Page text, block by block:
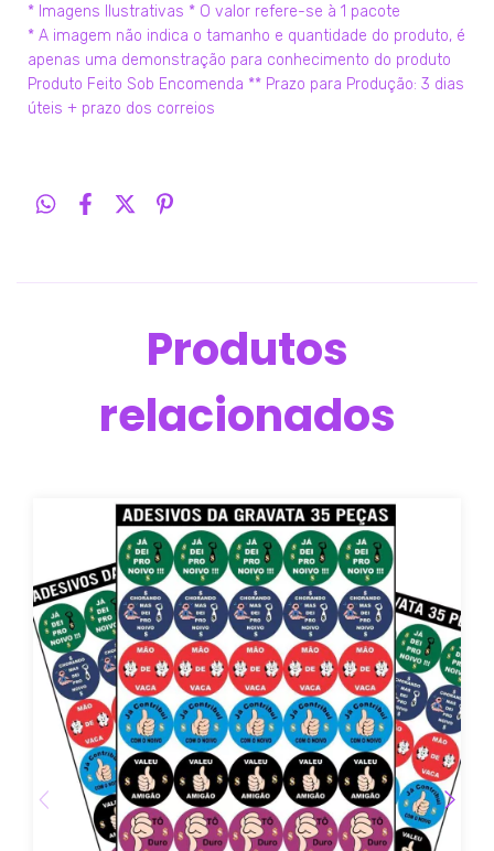
* Imagens Ilustrativas * O valor refere-se à 1 pacote
* A imagem não indica o tamanho e quantidade do produto, é
apenas uma demonstração para conhecimento do produto
Produto Feito Sob Encomenda ** Prazo para Produção: 3 dias
úteis + prazo dos correios
Produtos
relacionados